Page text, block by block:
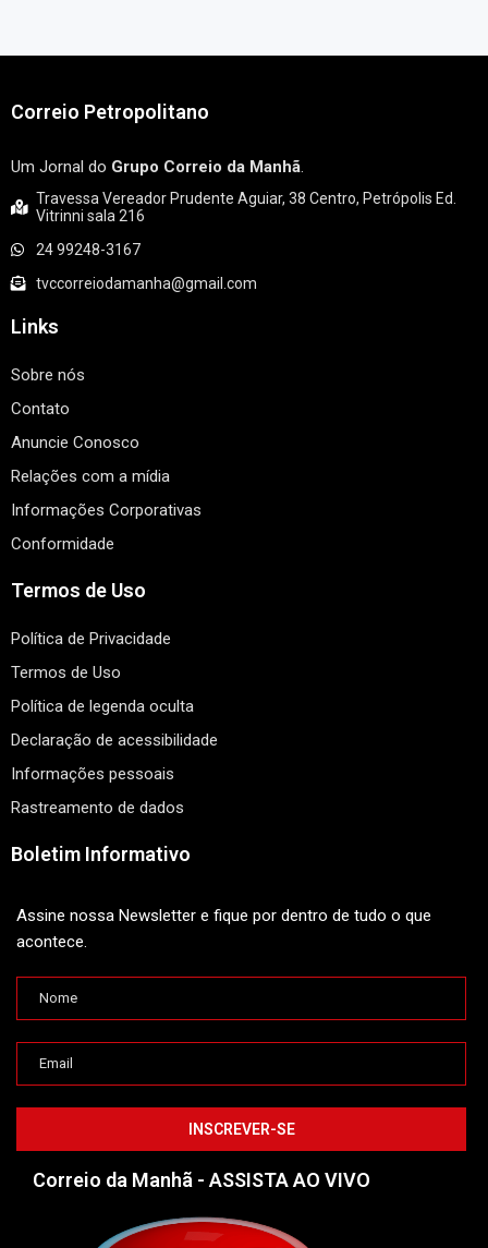
Correio Petropolitano
Um Jornal do Grupo Correio da Manhã.
Travessa Vereador Prudente Aguiar, 38 Centro, Petrópolis Ed.
Vitrinni sala 216
24 99248-3167
tvccorreiodamanha@gmail.com
Links
Sobre nós
Contato
Anuncie Conosco
Relações com a mídia
Informações Corporativas
Conformidade
Termos de Uso
Política de Privacidade
Termos de Uso
Política de legenda oculta
Declaração de acessibilidade
Informações pessoais
Rastreamento de dados
Boletim Informativo
Assine nossa Newsletter e fique por dentro de tudo o que
acontece.
Correio da Manhã - ASSISTA AO VIVO